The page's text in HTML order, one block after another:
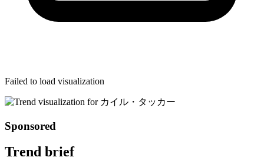
Failed to load visualization
Sponsored
Trend brief